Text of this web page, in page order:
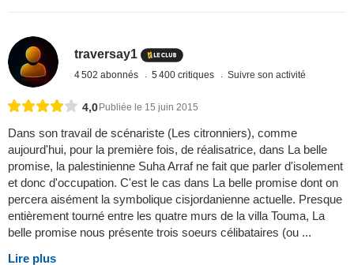
traversay1
4 502 abonnés 5 400 critiques Suivre son activité
4,0Publiée le 15 juin 2015
Dans son travail de scénariste (Les citronniers), comme
aujourd'hui, pour la première fois, de réalisatrice, dans La belle
promise, la palestinienne Suha Arraf ne fait que parler d'isolement
et donc d'occupation. C'est le cas dans La belle promise dont on
percera aisément la symbolique cisjordanienne actuelle. Presque
entièrement tourné entre les quatre murs de la villa Touma, La
belle promise nous présente trois soeurs célibataires (ou ...
Lire plus